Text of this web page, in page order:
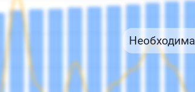
Необходима